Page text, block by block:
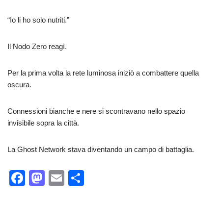
“Io li ho solo nutriti.”
Il Nodo Zero reagì.
Per la prima volta la rete luminosa iniziò a combattere quella
oscura.
Connessioni bianche e nere si scontravano nello spazio
invisibile sopra la città.
La Ghost Network stava diventando un campo di battaglia.
F
M
E